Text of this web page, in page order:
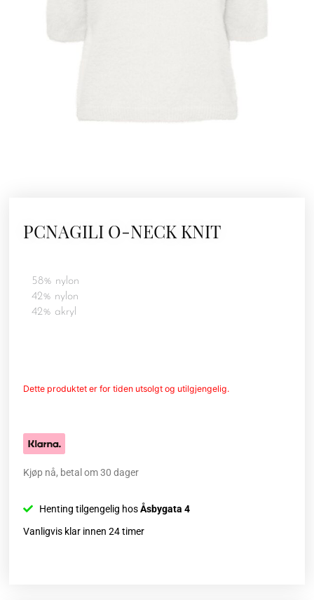
PCNAGILI O-NECK KNIT
58% nylon
42% nylon
42% akryl
Dette produktet er for tiden utsolgt og utilgjengelig.
Kjøp nå, betal om 30 dager
Henting tilgengelig hosÅsbygata 4
Vanligvis klar innen 24 timer